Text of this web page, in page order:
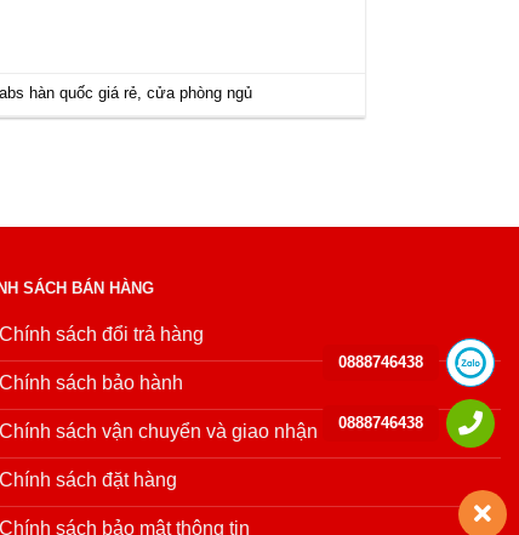
hàn quốc giá rẻ,cửa phòng ngủ
SÁCH BÁN HÀNG
Chính sách đổi trả hàng
Chính sách bảo hành
Chính sách vận chuyển và giao nhận
Chính sách đặt hàng
Chính sách bảo mật thông tin
0888746438
0888746438